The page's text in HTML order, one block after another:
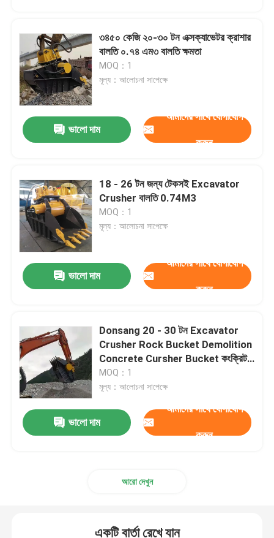
৩৪৫০ কেজি ২০-৩০ টন এক্সক্যাভেটর ক্রাশার
বালতি ০.৭৪ এম৩ বালতি ক্ষমতা
MOQ：1
মূল্য：আলোচনা সাপেক্ষে
ভালো দাম
আমাদের সাথে যোগাযোগ
করুন
18 - 26 টন জন্য টেকসই Excavator
Crusher বালতি 0.74M3
MOQ：1
মূল্য：আলোচনা সাপেক্ষে
ভালো দাম
আমাদের সাথে যোগাযোগ
করুন
Donsang 20 - 30 টন Excavator
Crusher Rock Bucket Demolition
Concrete Cursher Bucket কংক্রিট
ক্রাশার বালতি
MOQ：1
মূল্য：আলোচনা সাপেক্ষে
ভালো দাম
আমাদের সাথে যোগাযোগ
করুন
আরো দেখুন
একটি বার্তা রেখে যান